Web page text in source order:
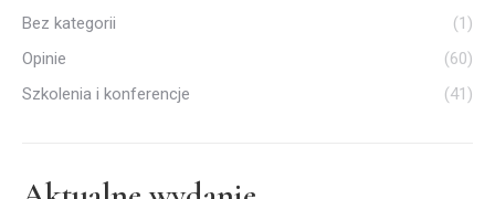
Bez kategorii
(1)
Opinie
(60)
Szkolenia i konferencje
(41)